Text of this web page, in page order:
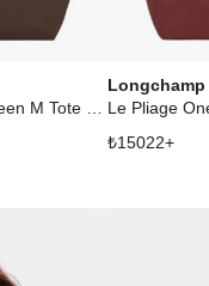
Longchamp
₺15022+